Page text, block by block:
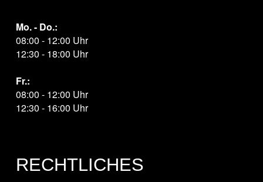
Mo. - Do.:
08:00 - 12:00 Uhr
12:30 - 18:00 Uhr
Fr.:
08:00 - 12:00 Uhr
12:30 - 16:00 Uhr
RECHTLICHES